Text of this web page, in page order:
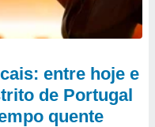
entre hoje e
de Portugal
quente